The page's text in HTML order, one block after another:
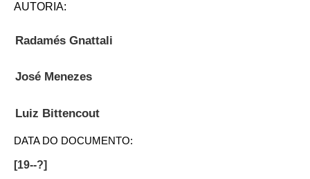
AUTORIA:
Radamés Gnattali
José Menezes
Luiz Bittencout
DATA DO DOCUMENTO:
[19--?]